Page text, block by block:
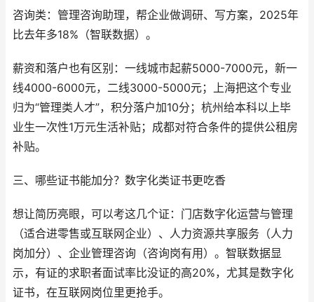
咨询类：管理咨询助理，帮企业做调研、写方案，2025年
比去年多18%（智联数据）。
薪资和落户也有区别：一线城市起薪5000-7000元，新一
线4000-6000元，二线3000-5000元；上海把这个专业
归为“管理类人才”，积分落户加10分；杭州给本科以上毕
业生一次性1万元生活补贴；成都对符合条件的提供公租房
补贴。
三、哪些证书能加分？数字化类证书更吃香
想让简历亮眼，可以考这几个证：门店数字化运营与管理
（适合进零售或互联网企业）、人力资源共享服务（人力
岗加分）、企业管理咨询（咨询岗有用）。智联数据显
示，有证的求职者面试率比没证的高20%，尤其是数字化
证书，在互联网岗位里更抢手。